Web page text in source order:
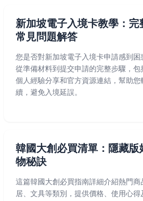
新加坡電子入境卡教學：完
常見問題解答
您是否對新加坡電子入境卡申請感到
從準備材料到提交申請的完整步驟，包
個人經驗分享和官方資源連結，幫助
續，避免入境延誤。
韓國大創必買清單：隱藏版
物秘訣
這篇韓國大創必買指南詳細介紹熱門
居、文具等類別，提供價格、使用心